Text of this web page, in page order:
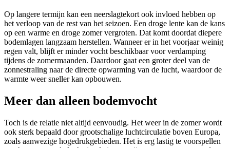
Op langere termijn kan een neerslagtekort ook invloed hebben op
het verloop van de rest van het seizoen. Een droge lente kan de kans
op een warme en droge zomer vergroten. Dat komt doordat diepere
bodemlagen langzaam herstellen. Wanneer er in het voorjaar weinig
regen valt, blijft er minder vocht beschikbaar voor verdamping
tijdens de zomermaanden. Daardoor gaat een groter deel van de
zonnestraling naar de directe opwarming van de lucht, waardoor de
warmte weer sneller kan opbouwen.
Meer dan alleen bodemvocht
Toch is de relatie niet altijd eenvoudig. Het weer in de zomer wordt
ook sterk bepaald door grootschalige luchtcirculatie boven Europa,
zoals aanwezige hogedrukgebieden. Het is erg lastig te voorspellen